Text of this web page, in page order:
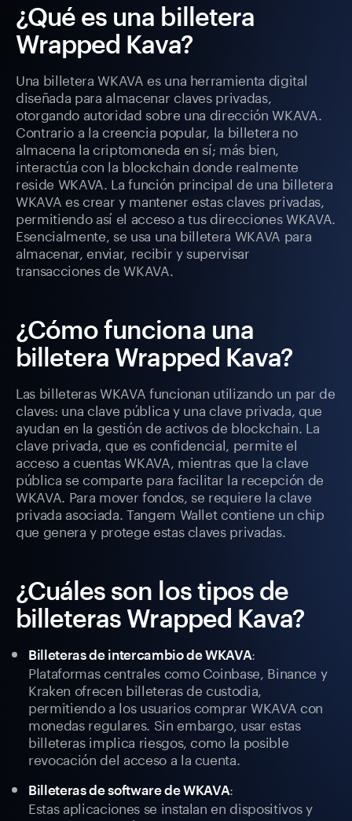
¿Qué es una billetera
Wrapped Kava?
Una billetera WKAVA es una herramienta digital
diseñada para almacenar claves privadas,
otorgando autoridad sobre una dirección WKAVA.
Contrario a la creencia popular, la billetera no
almacena la criptomoneda en sí; más bien,
interactúa con la blockchain donde realmente
reside WKAVA. La función principal de una billetera
WKAVA es crear y mantener estas claves privadas,
permitiendo así el acceso a tus direcciones WKAVA.
Esencialmente, se usa una billetera WKAVA para
almacenar, enviar, recibir y supervisar
transacciones de WKAVA.
¿Cómo funciona una
billetera Wrapped Kava?
Las billeteras WKAVA funcionan utilizando un par de
claves: una clave pública y una clave privada, que
ayudan en la gestión de activos de blockchain. La
clave privada, que es confidencial, permite el
acceso a cuentas WKAVA, mientras que la clave
pública se comparte para facilitar la recepción de
WKAVA. Para mover fondos, se requiere la clave
privada asociada. Tangem Wallet contiene un chip
que genera y protege estas claves privadas.
¿Cuáles son los tipos de
billeteras Wrapped Kava?
Billeteras de intercambio de WKAVA:
Plataformas centrales como Coinbase, Binance y
Kraken ofrecen billeteras de custodia,
permitiendo a los usuarios comprar WKAVA con
monedas regulares. Sin embargo, usar estas
billeteras implica riesgos, como la posible
revocación del acceso a la cuenta.
Billeteras de software de WKAVA:
Estas aplicaciones se instalan en dispositivos y